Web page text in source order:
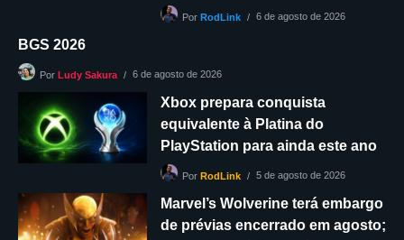
Por RodLink 6 de agosto de 2026
BGS 2026
Por Ludy Sakura 6 de agosto de 2026
Xbox prepara conquista
equivalente à Platina do
PlayStation para ainda este ano
Por RodLink 5 de agosto de 2026
Marvel’s Wolverine terá embargo
de prévias encerrado em agosto;